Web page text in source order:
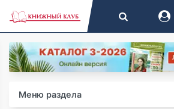
Меню раздела